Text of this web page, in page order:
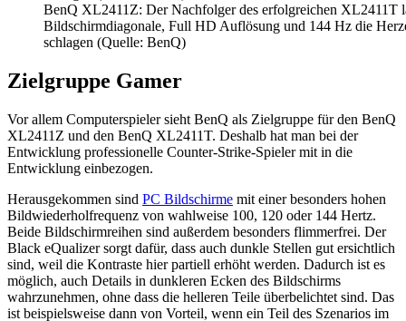
BenQ XL2411Z: Der Nachfolger des erfolgreichen XL2411T
Bildschirmdiagonale, Full HD Auflösung und 144 Hz die
schlagen (Quelle: BenQ)
Zielgruppe Gamer
Vor allem Computerspieler sieht BenQ als Zielgruppe für den BenQ
XL2411Z und den BenQ XL2411T. Deshalb hat man bei der
Entwicklung professionelle Counter-Strike-Spieler mit in die
Entwicklung einbezogen.
Herausgekommen sind PC Bildschirme mit einer besonders hohen
Bildwiederholfrequenz von wahlweise 100, 120 oder 144 Hertz.
Beide Bildschirmreihen sind außerdem besonders flimmerfrei. Der
Black eQualizer sorgt dafür, dass auch dunkle Stellen gut ersichtlich
sind, weil die Kontraste hier partiell erhöht werden. Dadurch ist es
möglich, auch Details in dunkleren Ecken des Bildschirms
wahrzunehmen, ohne dass die helleren Teile überbelichtet sind. Das
ist beispielsweise dann von Vorteil, wenn ein Teil des Szenarios im